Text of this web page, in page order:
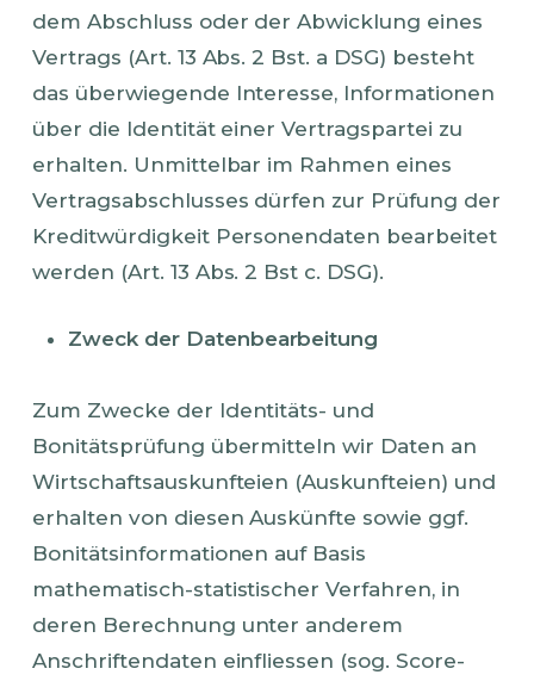
dem Abschluss oder der Abwicklung eines
Vertrags (Art. 13 Abs. 2 Bst. a DSG) besteht
das überwiegende Interesse, Informationen
über die Identität einer Vertragspartei zu
erhalten. Unmittelbar im Rahmen eines
Vertragsabschlusses dürfen zur Prüfung der
Kreditwürdigkeit Personendaten bearbeitet
werden (Art. 13 Abs. 2 Bst c. DSG).
Zweck der Datenbearbeitung
Zum Zwecke der Identitäts- und
Bonitätsprüfung übermitteln wir Daten an
Wirtschaftsauskunfteien (Auskunfteien) und
erhalten von diesen Auskünfte sowie ggf.
Bonitätsinformationen auf Basis
mathematisch-statistischer Verfahren, in
deren Berechnung unter anderem
Anschriftendaten einfliessen (sog. Score-